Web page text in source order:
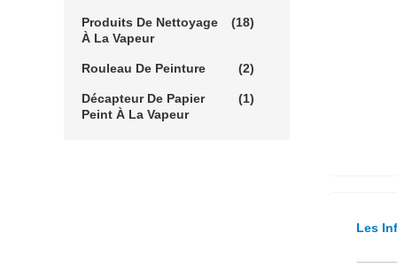
Produits De Nettoyage
À La Vapeur
(18)
Rouleau De Peinture (2)
Décapteur De Papier
Peint À La Vapeur
(1)
Les